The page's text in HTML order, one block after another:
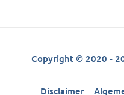
Copyright © 2020 -
Disclaimer